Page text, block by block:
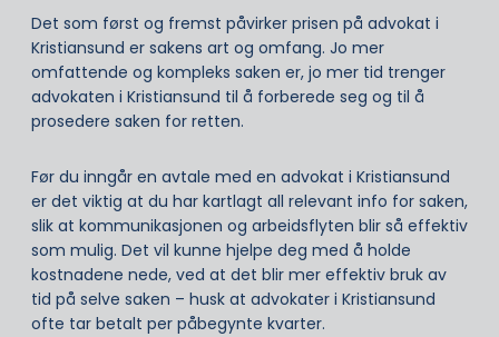
Det som først og fremst påvirker prisen på advokat i
Kristiansund er sakens art og omfang. Jo mer
omfattende og kompleks saken er, jo mer tid trenger
advokaten i Kristiansund til å forberede seg og til å
prosedere saken for retten.
Før du inngår en avtale med en advokat i Kristiansund
er det viktig at du har kartlagt all relevant info for saken,
slik at kommunikasjonen og arbeidsflyten blir så effektiv
som mulig. Det vil kunne hjelpe deg med å holde
kostnadene nede, ved at det blir mer effektiv bruk av
tid på selve saken – husk at advokater i Kristiansund
ofte tar betalt per påbegynte kvarter.